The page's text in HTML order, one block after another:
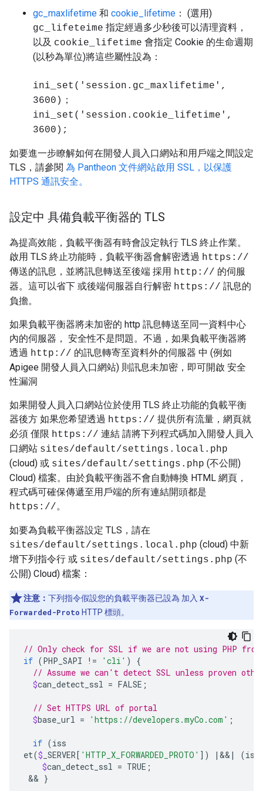
gc_maxlifetime 和 cookie_lifetime ： (選用)
gc_lifeteime 指定經過多少秒後可以清理資料，
以及 cookie_lifetime 會指定 Cookie 的生命週期
(以秒為單位)將這些屬性設為：
ini_set('session.gc_maxlifetime',
3600)；
ini_set('session.cookie_lifetime',
3600);
如要進一步瞭解如何在開發人員入口網站和用戶端之間設定
TLS，請參閱 為 Pantheon 文件網站啟用 SSL，以保護
HTTPS 通訊安全。
設定中 具備負載平衡器的 TLS
為提高效能，負載平衡器有時會設定執行 TLS 終止作業。
啟用 TLS 終止功能時，負載平衡器會解密透過 https://
傳送的訊息，並將訊息轉送至後端 採用 http:// 的伺服
器。這可以省下 或後端伺服器自行解密 https:// 訊息的
負擔。
如果負載平衡器將未加密的 http 訊息轉送至同一資料中心
內的伺服器， 安全性不是問題。不過，如果負載平衡器將
透過 http:// 的訊息轉寄至資料外的伺服器 中 (例如
Apigee 開發人員入口網站) 則訊息未加密，即可開啟 安全
性漏洞
如果開發人員入口網站位於使用 TLS 終止功能的負載平衡
器後方 如果您希望透過 https:// 提供所有流量，網頁就
必須 僅限 https:// 連結 請將下列程式碼加入開發人員入
口網站 sites/default/settings.local.php
(cloud) 或 sites/default/settings.php (不公開)
Cloud) 檔案。由於負載平衡器不會自動轉換 HTML 網頁，
程式碼可確保傳遞至用戶端的所有連結開頭都是
https://。
如要為負載平衡器設定 TLS，請在
sites/default/settings.local.php (cloud) 中新
增下列指令行 或 sites/default/settings.php (不
公開) Cloud) 檔案：
注意： 下列指令假設您的負載平衡器已設為 加入 X-
Forwarded-Proto HTTP 標頭。
// Only check for SSL if we are not using PHP from
if (PHP_SAPI ! = 'cli' )
{
// Assume we can't detect SSL unless proven
$can_detect_ssl = FALSE ;
// Set HTTPS URL of portal
$base_url = 'https://developers.myCo.com' ;
if (iss
et($ _SERVER [ 'HTTP_X_FORWARDED_PROTO' ]) |&&| (
$can_detect_ssl = TRUE ;
&& }